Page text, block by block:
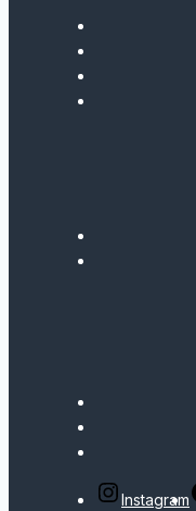
Instagram